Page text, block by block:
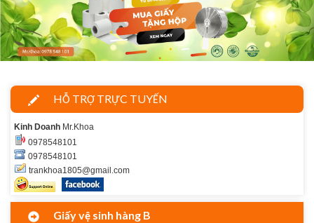
HỖ TRỢ TRỰC TUYẾN
Kinh Doanh Mr.Khoa
0978548101
0978548101
trankhoa1805@gmail.com
Giấy vệ sinh hàng B